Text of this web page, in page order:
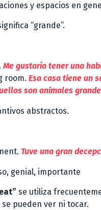
y espacios en
“grande”.
Me gustaría tener una
room. Esa casa tiene un
son animales
abstractos.
Tuve una gran
genial, importante
se utiliza
pueden ver ni tocar.